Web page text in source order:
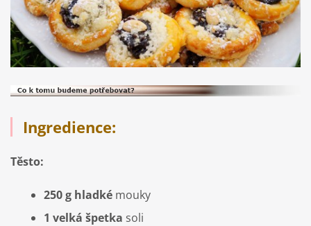
Ingredience:
Těsto:
250 g hladké mouky
1 velká špetka soli